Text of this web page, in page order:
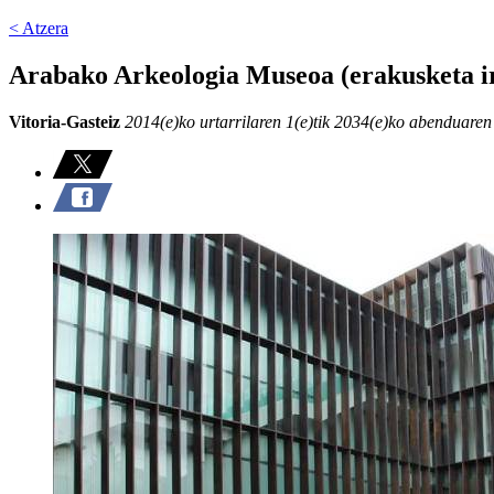
< Atzera
Arabako Arkeologia Museoa (erakusketa
Vitoria-Gasteiz 2014(e)ko urtarrilaren 1(e)tik 2034(e)ko